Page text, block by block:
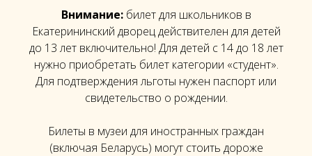
Внимание:билет для школьников в
Екатерининский дворец действителен для детей
до 13 лет включительно! Для детей с 14 до 18 лет
нужно приобретать билет категории «студент».
Для подтверждения льготы нужен паспорт или
свидетельство о рождении.
Билеты в музеи для иностранных граждан
(включая Беларусь) могут стоить дороже